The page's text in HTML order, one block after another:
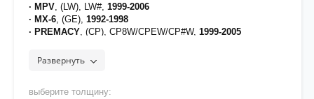
· MPV , (LW), LW#, 1999-2006
· MX-6 , (GE), 1992-1998
· PREMACY , (CP), CP8W/CPEW/CP#W, 1999-2005
защиты от воздействия дорожных реагентов]
часть резьбы крепежа
Развернуть
выберите толщину: